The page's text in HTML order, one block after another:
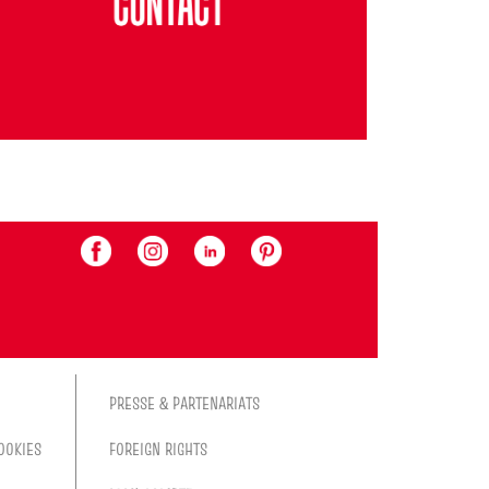
PRESSE & PARTENARIATS
FOREIGN RIGHTS